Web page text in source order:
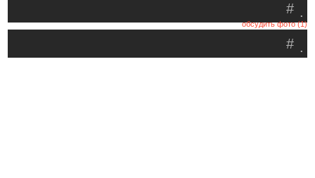
.
#
обсудить фото (1)
.
#